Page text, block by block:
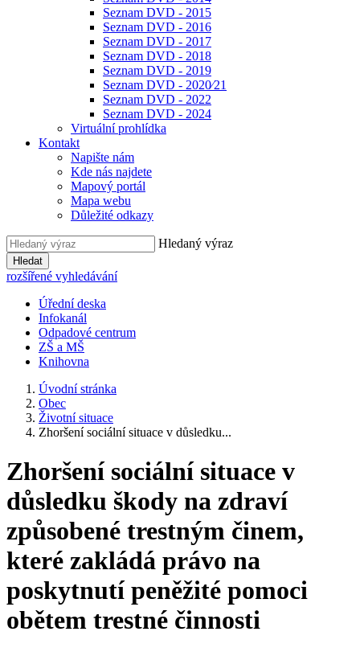
Seznam DVD - 2015
Seznam DVD - 2016
Seznam DVD - 2017
Seznam DVD - 2018
Seznam DVD - 2019
Seznam DVD - 2020⁄21
Seznam DVD - 2022
Seznam DVD - 2024
Virtuální prohlídka
Kontakt
Napište nám
Kde nás najdete
Mapový portál
Mapa webu
Důležité odkazy
Hledaný výraz
Hledat
rozšířené vyhledávání
Úřední deska
Infokanál
Odpadové centrum
ZŠ a MŠ
Knihovna
Úvodní stránka
Obec
Životní situace
Zhoršení sociální situace v důsledku...
Zhoršení sociální situace v
důsledku škody na zdraví
způsobené trestným činem,
které zakládá právo na
poskytnutí peněžité pomoci
obětem trestné činnosti